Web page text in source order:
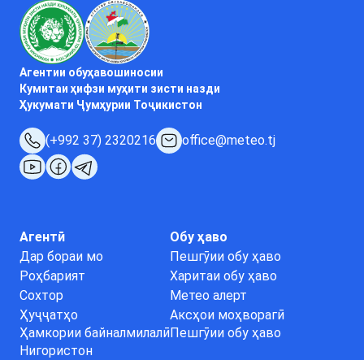
Агентии обуҳавошиносии
Кумитаи ҳифзи муҳити зисти назди
Ҳукумати Ҷумҳурии Тоҷикистон
(+992 37) 2320216 office@meteo.tj
Агентӣ
Дар бораи мо
Роҳбарият
Сохтор
Ҳуҷҷатҳо
Ҳамкории байналмилалӣ
Нигористон
Обу ҳаво
Пешгӯии обу ҳаво
Харитаи обу ҳаво
Метео алерт
Аксҳои моҳворагӣ
Пешгӯии обу ҳаво